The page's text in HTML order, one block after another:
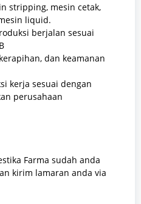
stripping, mesin cetak,
liquid.
berjalan sesuai
dan keamanan
kerja sesuai dengan
perusahaan
Farma sudah anda
kirim lamaran anda via